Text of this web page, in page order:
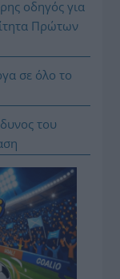
οδηγός για
Πρώτων
σε όλο το
του